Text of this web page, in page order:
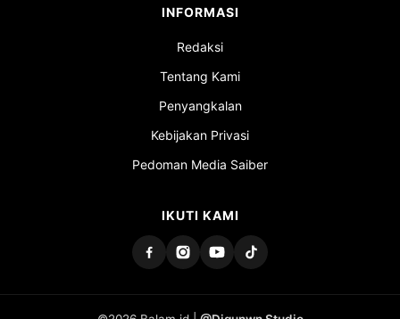
INFORMASI
Redaksi
Tentang Kami
Penyangkalan
Kebijakan Privasi
Pedoman Media Saiber
IKUTI KAMI